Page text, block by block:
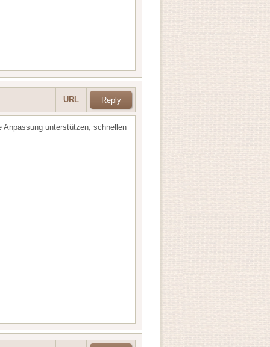
URL
Anpassung unterstützen, schnellen